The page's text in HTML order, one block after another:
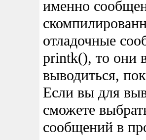
именно
отладочные
printk(), то они
выводиться,
Если вы для
сможете
сообщений в